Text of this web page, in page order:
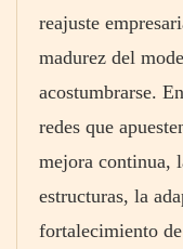
reajuste
madurez del
acostumbrarse.
redes que
mejora continua,
estructuras, la
fortalecimiento